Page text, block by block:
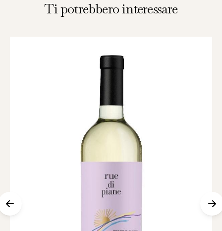
Ti potrebbero interessare
Precedente